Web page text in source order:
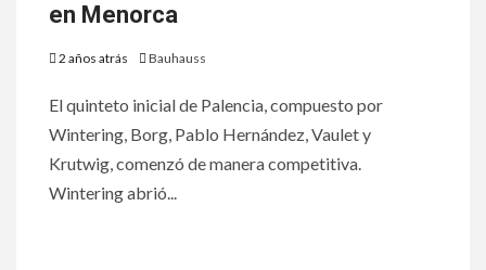
en Menorca
2 años atrás Bauhauss
El quinteto inicial de Palencia, compuesto por
Wintering, Borg, Pablo Hernández, Vaulet y
Krutwig, comenzó de manera competitiva.
Wintering abrió...